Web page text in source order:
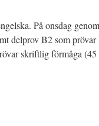
På onsdag
delprov B2 som
skriftlig förmåga